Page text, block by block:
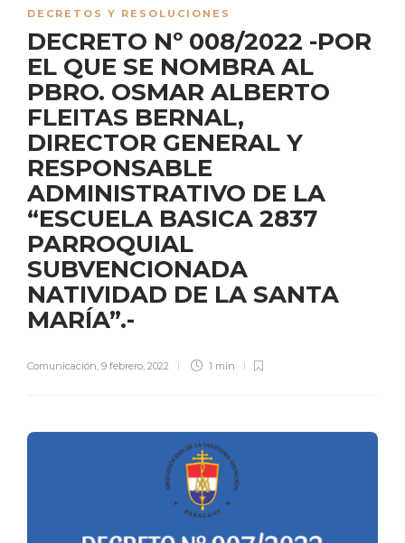
DECRETOS Y RESOLUCIONES
DECRETO Nº 008/2022 -POR
EL QUE SE NOMBRA AL
PBRO. OSMAR ALBERTO
FLEITAS BERNAL,
DIRECTOR GENERAL Y
RESPONSABLE
ADMINISTRATIVO DE LA
“ESCUELA BASICA 2837
PARROQUIAL
SUBVENCIONADA
NATIVIDAD DE LA SANTA
MARÍA”.-
Comunicación 9 febrero, 2022 1 min